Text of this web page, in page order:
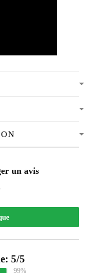
un avis
5/5
99%